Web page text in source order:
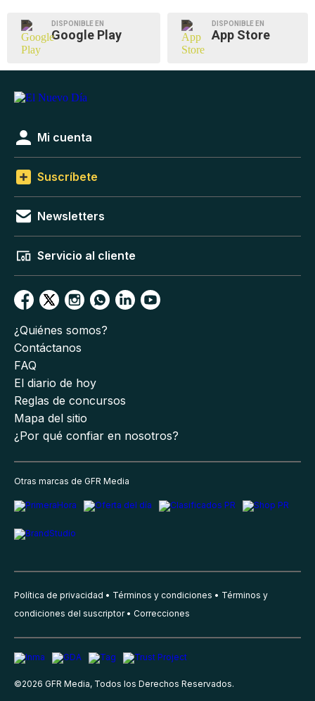
DISPONIBLE EN
Google Play
DISPONIBLE EN
App Store
Mi cuenta
Suscríbete
Newsletters
Servicio al cliente
¿Quiénes somos?
Contáctanos
FAQ
El diario de hoy
Reglas de concursos
Mapa del sitio
¿Por qué confiar en nosotros?
Otras marcas de GFR Media
Política de privacidad Términos y condiciones
Términos y
condiciones del suscriptor
Correcciones
©2026 GFR Media, Todos los Derechos Reservados.